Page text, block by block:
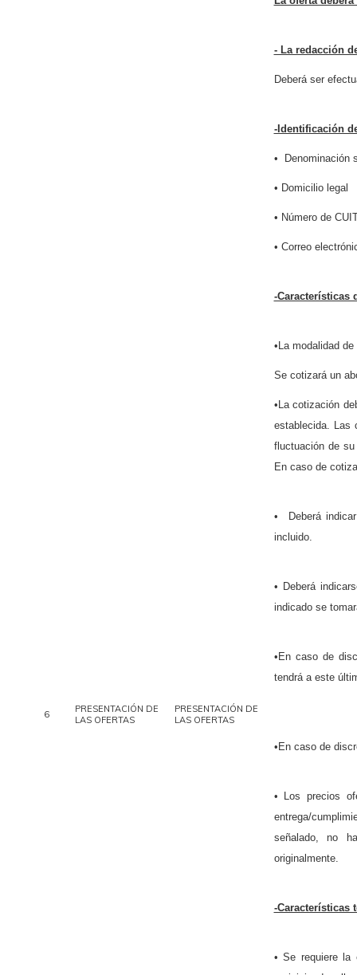
6
PRESENTACIÓN DE
LAS OFERTAS
PRESENTACIÓN DE
LAS OFERTAS
- La redacción
Deberá ser
-Identificación
• Denominación
• Domicilio legal
• Número de
• Correo
-Características
•La modalidad
Se cotizará un
•La cotización
establecida. Las
fluctuación de
En caso de
• Deberá
incluido.
• Deberá
indicado se
•En caso de
tendrá a este
•En caso de
• Los precios
entrega/
señalado, no
originalmente.
-Características
• Se requiere la